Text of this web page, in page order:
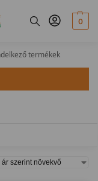
0
termékek